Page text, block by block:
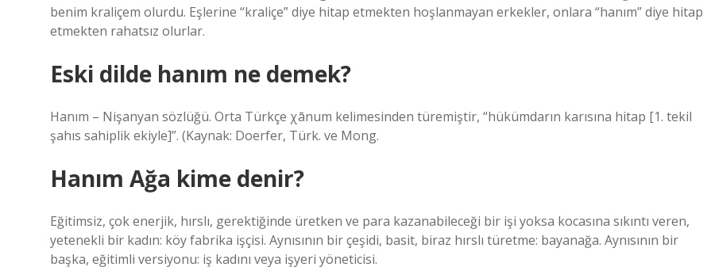
benim kraliçem olurdu. Eşlerine “kraliçe” diye hitap etmekten hoşlanmayan erkekler, onlara “hanım” diye hitap
etmekten rahatsız olurlar.
Eski dilde hanım ne demek?
Hanım – Nişanyan sözlüğü. Orta Türkçe χānum kelimesinden türemiştir, “hükümdarın karısına hitap [1. tekil
şahıs sahiplik ekiyle]”. (Kaynak: Doerfer, Türk. ve Mong.
Hanım Ağa kime denir?
Eğitimsiz, çok enerjik, hırslı, gerektiğinde üretken ve para kazanabileceği bir işi yoksa kocasına sıkıntı veren,
yetenekli bir kadın: köy fabrika işçisi. Aynısının bir çeşidi, basit, biraz hırslı türetme: bayanağa. Aynısının bir
başka, eğitimli versiyonu: iş kadını veya işyeri yöneticisi.